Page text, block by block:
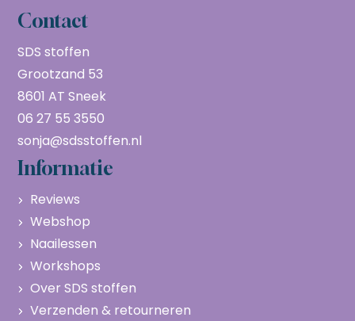
Contact
SDS stoffen
Grootzand 53
8601 AT Sneek
06 27 55 3550
sonja@sdsstoffen.nl
Informatie
Reviews
Webshop
Naailessen
Workshops
Over SDS stoffen
Verzenden & retourneren